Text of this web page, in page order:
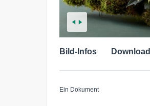
Bild-Infos Download
Ein Dokument